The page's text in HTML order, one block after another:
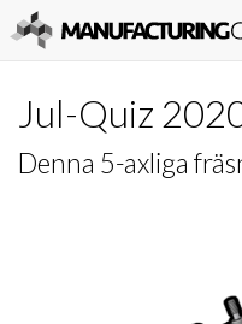
Jul-Quiz
Denna 5-axliga